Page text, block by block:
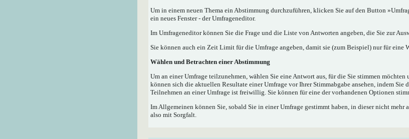
Um in einem neuen Thema ein Abstimmung durchzuführen, klicken Sie auf den Button
ein neues Fenster - der Umfrageneditor.
Im Umfrageneditor können Sie die Frage und die Liste von Antworten angeben, die Sie zur
Sie können auch ein Zeit Limit für die Umfrage angeben, damit sie (zum Beispiel) nur für eine
Wählen und Betrachten einer Abstimmung
Um an einer Umfrage teilzunehmen, wählen Sie eine Antwort aus, für die Sie stimmen
können sich die aktuellen Resultate einer Umfrage vor Ihrer Stimmabgabe ansehen, indem Sie
Teilnehmen an einer Umfrage ist freiwillig. Sie können für eine der vorhandenen Optionen
Im Allgemeinen können Sie, sobald Sie in einer Umfrage gestimmt haben, in dieser nicht mehr
also mit Sorgfalt.